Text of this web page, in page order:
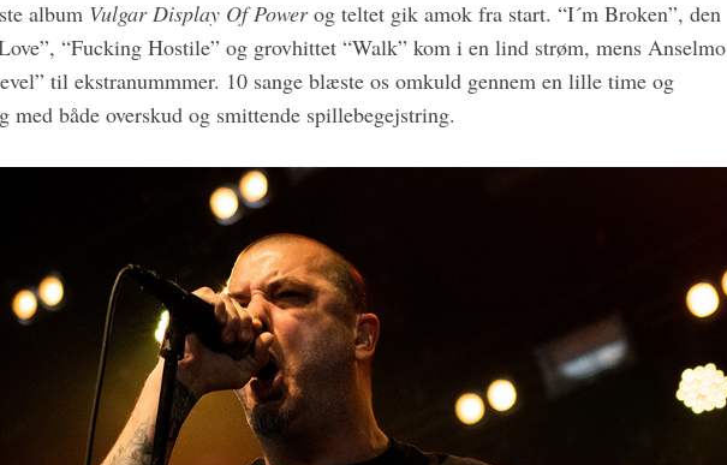
album Vulgar Display Of Powerog teltet gik amok fra start. “I´m Broken”, den
“Fucking Hostile” og grovhittet “Walk” kom i en lind strøm, mens Anselmo
til ekstranummmer. 10 sange blæste os omkuld gennem en lille time og
med både overskud og smittende spillebegejstring.